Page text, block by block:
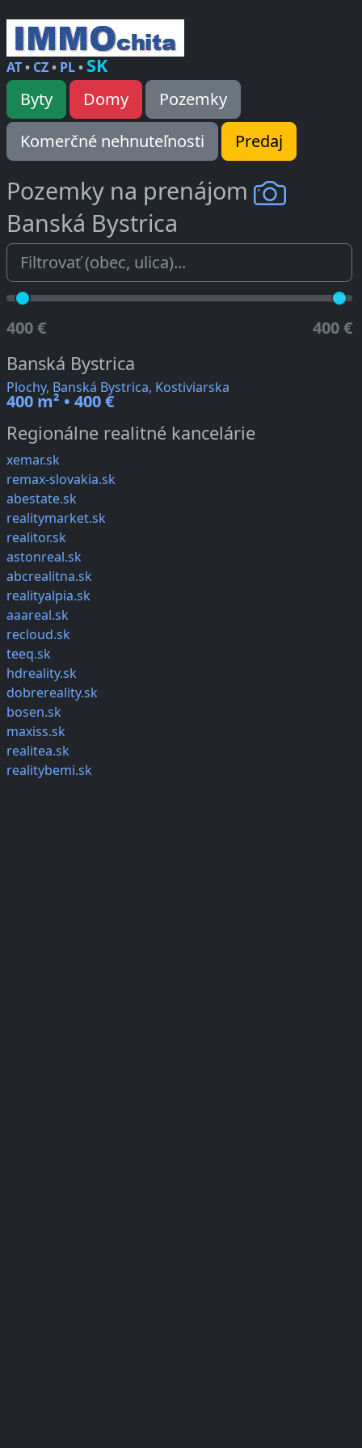
AT• CZ• PL• SK
Byty Domy
Pozemky
Komerčné nehnuteľnosti
Predaj
Pozemky na prenájom
Banská Bystrica
400 € 400 €
Banská Bystrica
Plochy, Banská Bystrica, Kostiviarska
400 m² • 400 €
Regionálne realitné kancelárie
xemar.sk
remax-slovakia.sk
abestate.sk
realitymarket.sk
realitor.sk
astonreal.sk
abcrealitna.sk
realityalpia.sk
aaareal.sk
recloud.sk
teeq.sk
hdreality.sk
dobrereality.sk
bosen.sk
maxiss.sk
realitea.sk
realitybemi.sk